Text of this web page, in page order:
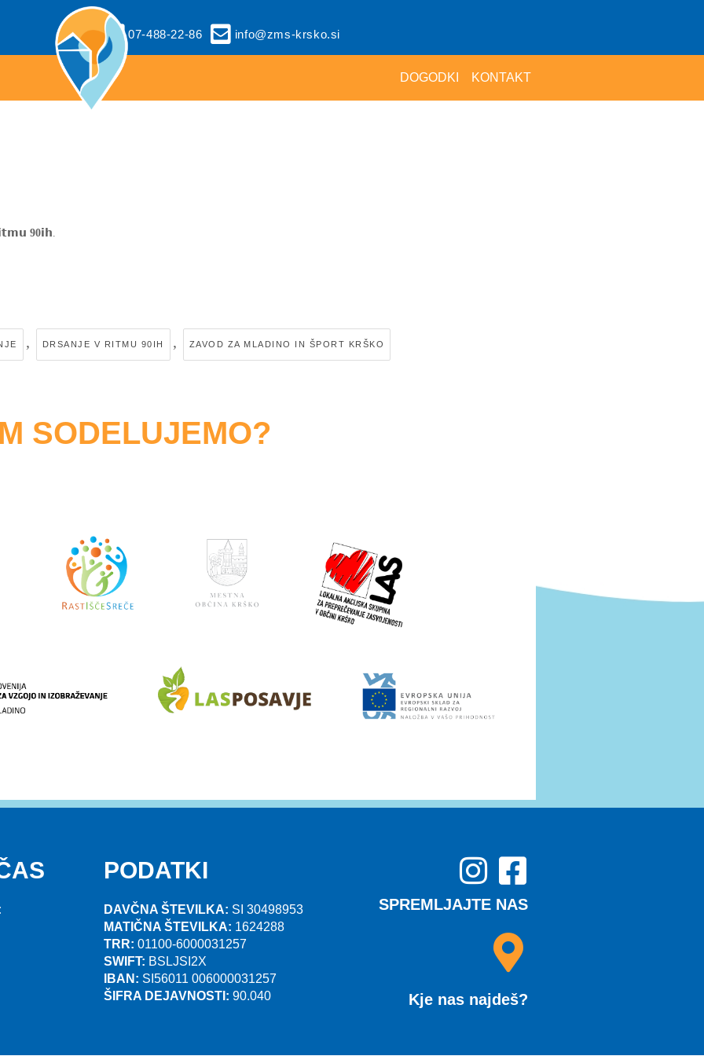
07-488-22-86 info@zms-krsko.si
DOGODKI KONTAKT
90𝗶𝗵.
, DRSANJE V RITMU 90IH , ZAVOD ZA MLADINO IN ŠPORT KRŠKO
SODELUJEMO?
PODATKI
DAVČNA ŠTEVILKA: SI 30498953
MATIČNA ŠTEVILKA: 1624288
TRR: 01100-6000031257
SWIFT: BSLJSI2X
IBAN: SI56011 006000031257
ŠIFRA DEJAVNOSTI: 90.040
SPREMLJAJTE NAS
Kje nas najdeš?